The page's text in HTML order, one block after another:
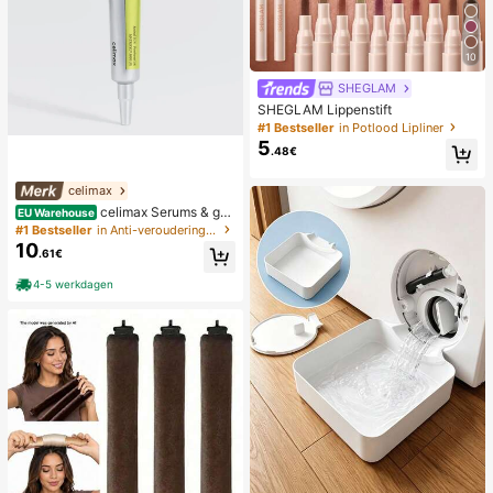
celimax
EU Warehouse celimax Serums & gez
ichtsbehandelingen
#1 Bestseller in Anti-veroudering Serums & Gezichtsbehandelingen
10.61€
4-5 werkdagen
10
SHEGLAM
SHEGLAM Lippenstift
#1 Bestseller in Potlood Lipliner
5.48€